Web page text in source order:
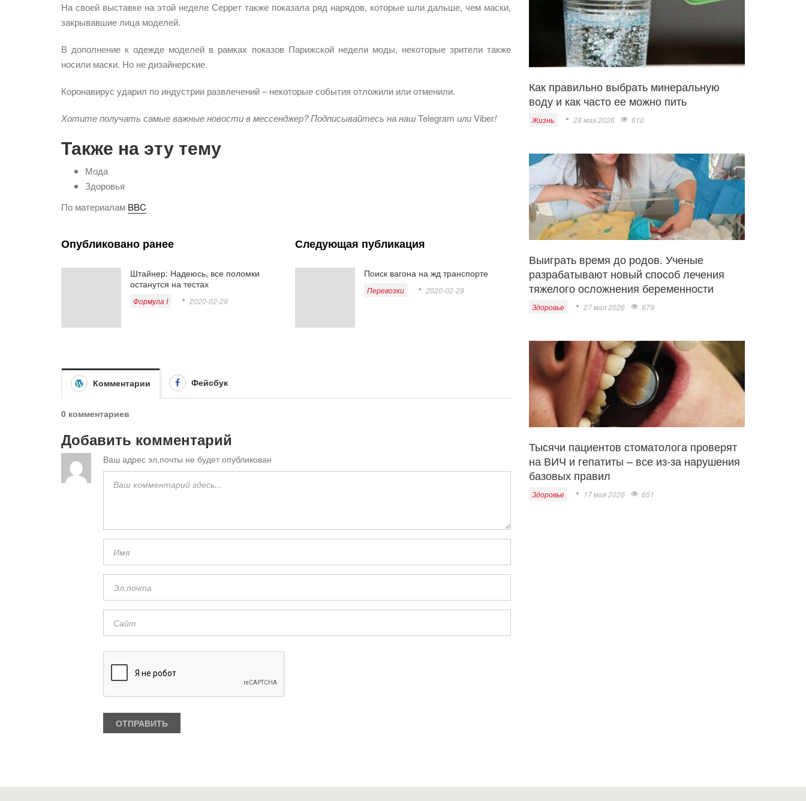
На своей выставке на этой неделе Серрет также показала ряд нарядов, которые шли дальше, чем маски,
закрывавшие лица моделей.
В дополнение к одежде моделей в рамках показов Парижской недели моды, некоторые зрители также
носили маски. Но не дизайнерские.
Коронавирус ударил по индустрии развлечений – некоторые события отложили или отменили.
Хотите получать самые важные новости в мессенджер? Подписывайтесь на нашTelegram илиViber!
Также на эту тему
Мода
Здоровья
По материалам BBC
Опубликовано ранее
Штайнер: Надеюсь, все поломки
останутся на тестах
Формула I 2020-02-29
Следующая публикация
Поиск вагона на жд транспорте
Перевозки 2020-02-29
Комментарии Фейсбук
0 комментариев
Добавить комментарий
Ваш адрес эл.почты не будет опубликован
Как правильно выбрать минеральную
воду и как часто ее можно пить
Жизнь 28 мая 2026 610
Выиграть время до родов. Ученые
разрабатывают новый способ лечения
тяжелого осложнения беременности
Здоровье 27 мая 2026 679
Тысячи пациентов стоматолога проверят
на ВИЧ и гепатиты – все из-за нарушения
базовых правил
Здоровье 17 мая 2026 651